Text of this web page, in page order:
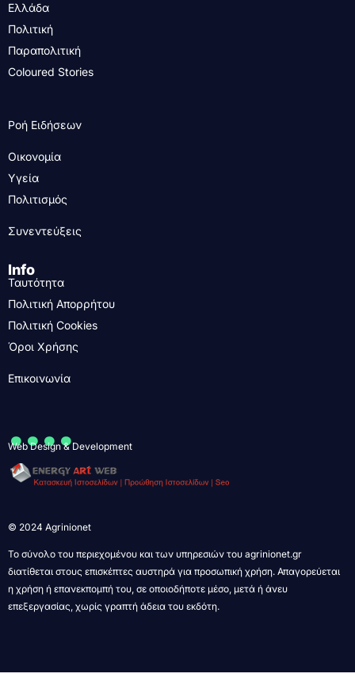
Ελλάδα
Πολιτική
Παραπολιτική
Coloured Stories
Ροή Ειδήσεων
Οικονομία
Υγεία
Πολιτισμός
Συνεντεύξεις
Info
Ταυτότητα
Πολιτική Απορρήτου
Πολιτική Cookies
Όροι Χρήσης
Επικοινωνία
....
Web Design & Development
© 2024 Agrinionet
Το σύνολο του περιεχομένου και των υπηρεσιών του agrinionet.gr
διατίθεται στους επισκέπτες αυστηρά για προσωπική χρήση. Απαγορεύεται
η χρήση ή επανεκπομπή του, σε οποιοδήποτε μέσο, μετά ή άνευ
επεξεργασίας, χωρίς γραπτή άδεια του εκδότη.